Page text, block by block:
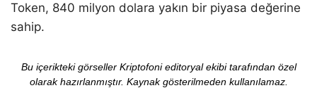
Token, 840 milyon dolara yakın bir piyasa değerine
sahip.
Bu içerikteki görseller Kriptofoni editoryal ekibi tarafından özel
olarak hazırlanmıştır. Kaynak gösterilmeden kullanılamaz.